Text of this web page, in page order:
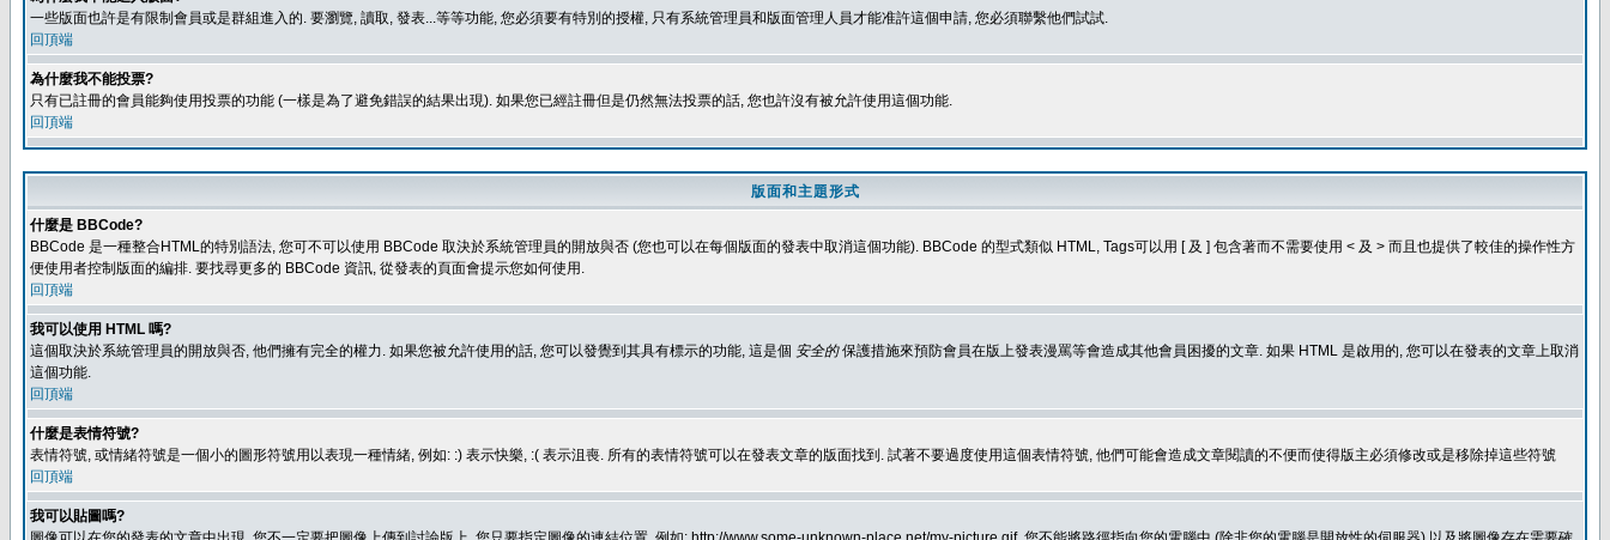
一些版面也許是有限制會員或是群組進入的. 要瀏覽, 讀取, 發表...等等功能, 您必須要有特別的授權, 只有系統管理員和版面管理人員才能准許這個申請, 您必須聯繫他們試試.
回頂端
為什麼我不能投票?
只有已註冊的會員能夠使用投票的功能 (一樣是為了避免錯誤的結果出現). 如果您已經註冊但是仍然無法投票的話, 您也許沒有被允許使用這個功能.
回頂端
版面和主題形式
什麼是 BBCode?
BBCode 是一種整合HTML的特別語法, 您可不可以使用 BBCode 取決於系統管理員的開放與否 (您也可以在每個版面的發表中取消這個功能). BBCode 的型式類似 HTML, Tags可以用 [ 及 ] 包含著而不需要使用 < 及 > 而且也提供了較佳的操作性方
便使用者控制版面的編排. 要找尋更多的 BBCode 資訊, 從發表的頁面會提示您如何使用.
回頂端
我可以使用 HTML 嗎?
這個取決於系統管理員的開放與否, 他們擁有完全的權力. 如果您被允許使用的話, 您可以發覺到其具有標示的功能, 這是個 安全的保護措施來預防會員在版上發表漫罵等會造成其他會員困擾的文章. 如果 HTML 是啟用的, 您可以在發表的文章上取消
這個功能.
回頂端
什麼是表情符號?
表情符號, 或情緒符號是一個小的圖形符號用以表現一種情緒, 例如: :) 表示快樂, :( 表示沮喪. 所有的表情符號可以在發表文章的版面找到. 試著不要過度使用這個表情符號, 他們可能會造成文章閱讀的不便而使得版主必須修改或是移除掉這些符號
回頂端
我可以貼圖嗎?